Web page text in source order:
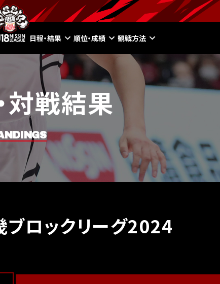
日程・結果 順位・成績 観戦方法
対戦結果
ロックリーグ2024